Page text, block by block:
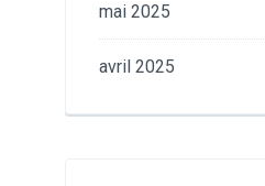
mai 2025
avril 2025